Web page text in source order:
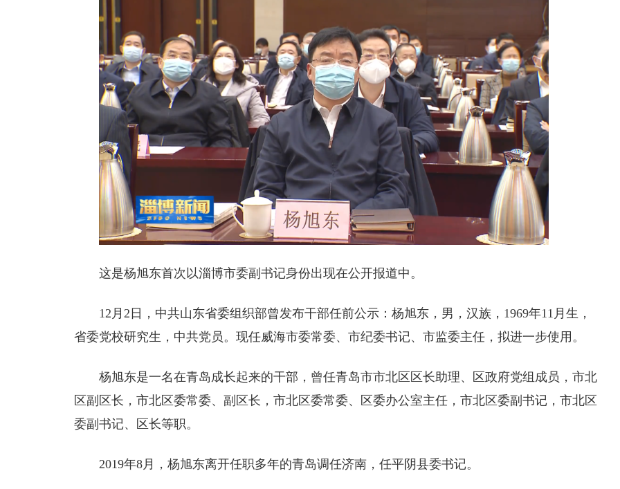
这是杨旭东首次以淄博市委副书记身份出现在公开报道中。
12月2日，中共山东省委组织部曾发布干部任前公示：杨旭东，男，汉族，1969年11月生，
省委党校研究生，中共党员。现任威海市委常委、市纪委书记、市监委主任，拟进一步使用。
杨旭东是一名在青岛成长起来的干部，曾任青岛市市北区区长助理、区政府党组成员，市北
区副区长，市北区委常委、副区长，市北区委常委、区委办公室主任，市北区委副书记，市北区
委副书记、区长等职。
2019年8月，杨旭东离开任职多年的青岛调任济南，任平阴县委书记。